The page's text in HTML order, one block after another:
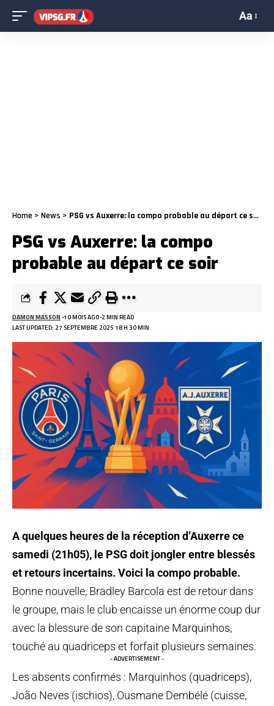
Aa
Home > News > PSG vs Auxerre: la compo probable au départ ce soir
PSG vs Auxerre: la compo
probable au départ ce soir
LAST UPDATED: 27 SEPTEMBRE 2025 18 H 30 MIN
DAMON MASSON 10 MOIS AGO 2 MIN READ
A quelques heures de la réception d’Auxerre ce
samedi (21h05), le PSG doit jongler entre blessés
et retours incertains. Voici la compo probable.
Bonne nouvelle, Bradley Barcola est de retour dans
le groupe, mais le club encaisse un énorme coup dur
avec la blessure de son capitaine Marquinhos,
touché au quadriceps et forfait plusieurs semaines.
- ADVERTISEMENT -
Les absents confirmés : Marquinhos (quadriceps),
João Neves (ischios), Ousmane Dembélé (cuisse,